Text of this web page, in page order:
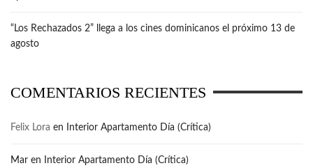
“Los Rechazados 2” llega a los cines dominicanos el próximo 13 de
agosto
COMENTARIOS RECIENTES
Felix Lora en Interior Apartamento Día (Crítica)
Mar en Interior Apartamento Día (Crítica)